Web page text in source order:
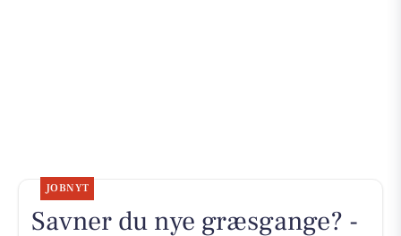
JOBNYT
Savner du nye græsgange? -